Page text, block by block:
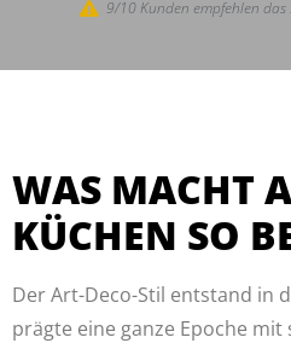
9/10 Kunden empfehlen
WAS MACHT
KÜCHEN SO
Der Art-Deco-Stil entstand in
prägte eine ganze Epoche mit